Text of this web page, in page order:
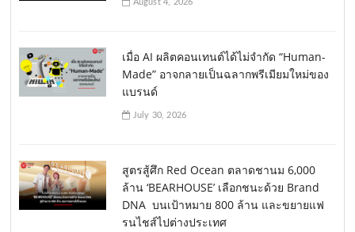
August 4, 2026
เมื่อ AI ผลิตคอนเทนต์ได้ไม่จำกัด “Human-
Made” อาจกลายเป็นฉลากพรีเมียมใหม่ของ
แบรนด์
July 30, 2026
สูตรสู้ศึก Red Ocean ตลาดชานม 6,000
ล้าน ‘BEARHOUSE’ เลือกชนะด้วย Brand
DNA บนเป้าหมาย 800 ล้าน และขยายแฟ
รนไชส์ไปต่างประเทศ